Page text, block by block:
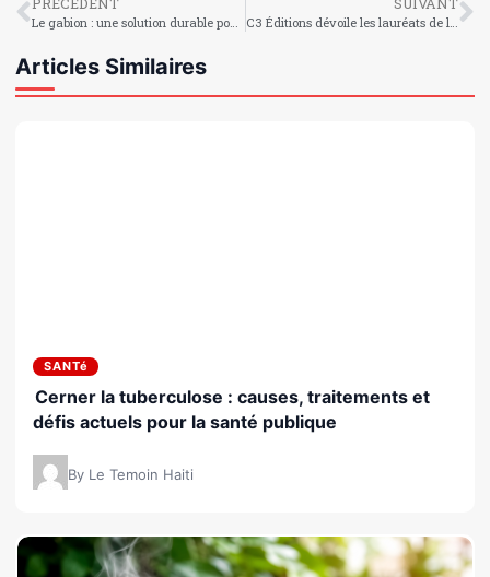
Le gabion : une solution durable pour protéger l’environnement C3 Éditions dévoile les lauréats de la 7e édition du Prix Amaranthe
Articles Similaires
SANTé
Cerner la tuberculose : causes, traitements et
défis actuels pour la santé publique
By Le Temoin Haiti